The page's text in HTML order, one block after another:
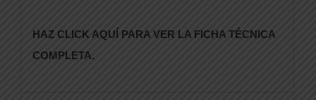
HAZ CLICK AQUÍ PARA VER LA FICHA TÉCNICA
COMPLETA.